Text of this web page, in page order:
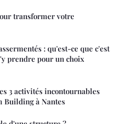
transformer votre
: qu'est-ce que c'est
prendre pour un choix
3 activités incontournables
Building à Nantes